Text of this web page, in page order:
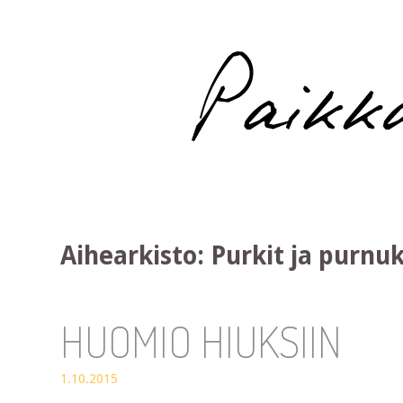
Paikka auringossa
Aihearkisto: Purkit ja
HUOMIO HIUKSIIN
1.10.2015